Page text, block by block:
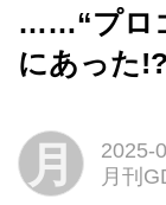
……“プロ
にあった!?
月
2025-
月刊